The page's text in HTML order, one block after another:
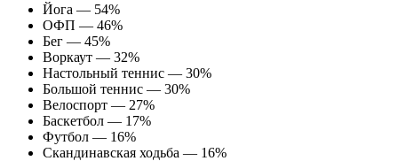
Йога — 54%
ОФП — 46%
Бег — 45%
Воркаут — 32%
Настольный теннис — 30%
Большой теннис — 30%
Велоспорт — 27%
Баскетбол — 17%
Футбол — 16%
Скандинавская ходьба — 16%